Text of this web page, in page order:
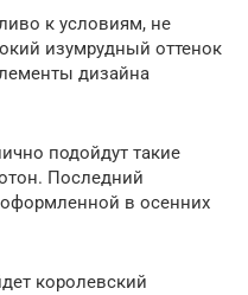
к условиям, не
изумрудный оттенок
дизайна
подойдут такие
Последний
оформленной в осенних
королевский